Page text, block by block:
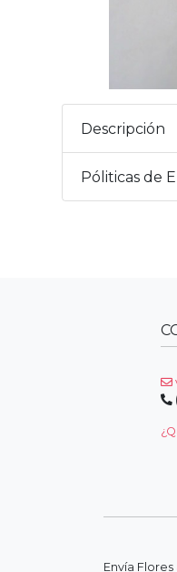
Descripción
Póliticas de
Envía